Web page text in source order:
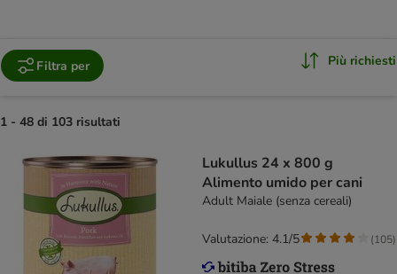
Filtra per Più richiesti
1 - 48 di 103 risultati
Lukullus 24 x 800 g
Alimento umido per cani
Adult Maiale (senza cereali)
Valutazione: 4.1/5 (105)